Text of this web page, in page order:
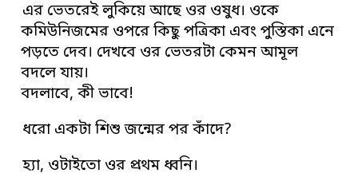
এর ভেতরেই লুকিয়ে আছে ওর ওষুধ। ওকে
কমিউনিজমের ওপরে কিছু পত্রিকা এবং পুস্তিকা এনে
পড়তে দেব। দেখবে ওর ভেতরটা কেমন আমূল
বদলে যায়।
বদলাবে, কী ভাবে!
ধরো একটা শিশু জন্মের পর কাঁদে?
হ্যা, ওটাইতো ওর প্রথম ধ্বনি।